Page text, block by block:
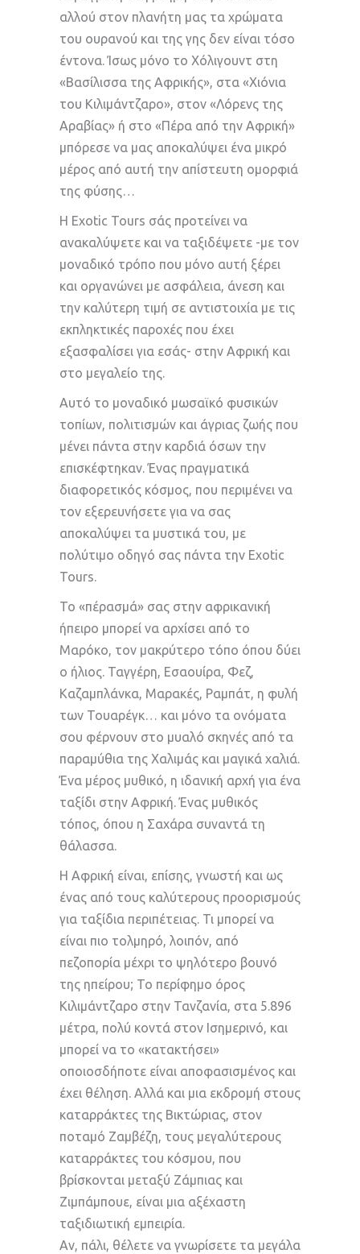
αλλού στον πλανήτη μας τα χρώματα
του ουρανού και της γης δεν είναι τόσο
έντονα. Ίσως μόνο το Χόλιγουντ στη
«Βασίλισσα της Αφρικής», στα «Χιόνια
του Κιλιμάντζαρο», στον «Λόρενς της
Αραβίας» ή στο «Πέρα από την Αφρική»
μπόρεσε να μας αποκαλύψει ένα μικρό
μέρος από αυτή την απίστευτη ομορφιά
της φύσης…
Η Exotic Tours σάς προτείνει να
ανακαλύψετε και να ταξιδέψετε -με τον
μοναδικό τρόπο που μόνο αυτή ξέρει
και οργανώνει με ασφάλεια, άνεση και
την καλύτερη τιμή σε αντιστοιχία με τις
εκπληκτικές παροχές που έχει
εξασφαλίσει για εσάς- στην Αφρική και
στο μεγαλείο της.
Αυτό το μοναδικό μωσαϊκό φυσικών
τοπίων, πολιτισμών και άγριας ζωής που
μένει πάντα στην καρδιά όσων την
επισκέφτηκαν. Ένας πραγματικά
διαφορετικός κόσμος, που περιμένει να
τον εξερευνήσετε για να σας
αποκαλύψει τα μυστικά του, με
πολύτιμο οδηγό σας πάντα την Exotic
Tours.
Το «πέρασμά» σας στην αφρικανική
ήπειρο μπορεί να αρχίσει από το
Μαρόκο, τον μακρύτερο τόπο όπου δύει
ο ήλιος. Ταγγέρη, Εσαουίρα, Φεζ,
Καζαμπλάνκα, Μαρακές, Ραμπάτ, η φυλή
των Τουαρέγκ… και μόνο τα ονόματα
σου φέρνουν στο μυαλό σκηνές από τα
παραμύθια της Χαλιμάς και μαγικά χαλιά.
Ένα μέρος μυθικό, η ιδανική αρχή για ένα
ταξίδι στην Αφρική. Ένας μυθικός
τόπος, όπου η Σαχάρα συναντά τη
θάλασσα.
Η Αφρική είναι, επίσης, γνωστή και ως
ένας από τους καλύτερους προορισμούς
για ταξίδια περιπέτειας. Τι μπορεί να
είναι πιο τολμηρό, λοιπόν, από
πεζοπορία μέχρι το ψηλότερο βουνό
της ηπείρου; Το περίφημο όρος
Κιλιμάντζαρο στην Τανζανία, στα 5.896
μέτρα, πολύ κοντά στον Ισημερινό, και
μπορεί να το «κατακτήσει»
οποιοσδήποτε είναι αποφασισμένος και
έχει θέληση. Αλλά και μια εκδρομή στους
καταρράκτες της Βικτώριας, στον
ποταμό Ζαμβέζη, τους μεγαλύτερους
καταρράκτες του κόσμου, που
βρίσκονται μεταξύ Ζάμπιας και
Ζιμπάμπουε, είναι μια αξέχαστη
ταξιδιωτική εμπειρία.
Αν, πάλι, θέλετε να γνωρίσετε τα μεγάλα